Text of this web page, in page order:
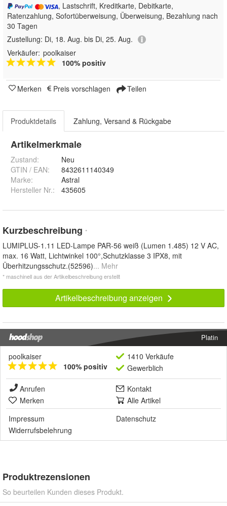
, Lastschrift, Kreditkarte, Debitkarte,
Ratenzahlung, Sofortüberweisung, Überweisung, Bezahlung nach
30 Tagen
Zustellung: Di, 18. Aug. bis Di, 25. Aug.
Verkäufer: poolkaiser
100% positiv
Merken Preis vorschlagen Teilen
Produktdetails Zahlung, Versand & Rückgabe
Artikelmerkmale
Zustand:
Neu
GTIN / EAN:
8432611140349
Marke:
Astral
Hersteller Nr.:
435605
Kurzbeschreibung *
LUMIPLUS-1.11 LED-Lampe PAR-56 weiß (Lumen 1.485) 12 V AC,
max. 16 Watt, Lichtwinkel 100°,Schutzklasse 3 IPX8, mit
Überhitzungsschutz.(52596)... Mehr
* maschinell aus der Artikelbeschreibung erstellt
Artikelbeschreibung anzeigen
Platin
poolkaiser
100% positiv
1410 Verkäufe
Gewerblich
Anrufen
Kontakt
Merken
Alle Artikel
Impressum
Datenschutz
Widerrufsbelehrung
Produktrezensionen
So beurteilen Kunden dieses Produkt.